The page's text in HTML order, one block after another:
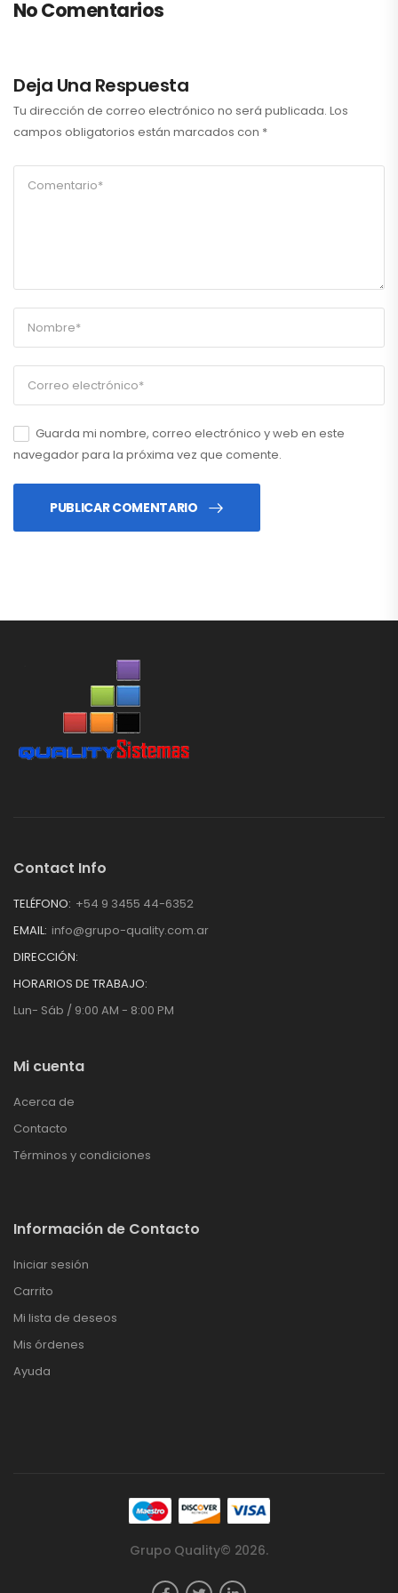
No Comentarios
Deja Una Respuesta
Tu dirección de correo electrónico no será publicada. Los
campos obligatorios están marcados con *
Guarda mi nombre, correo electrónico y web en este
navegador para la próxima vez que comente.
PUBLICAR COMENTARIO
Contact Info
TELÉFONO: +54 9 3455 44-6352
EMAIL: info@grupo-quality.com.ar
DIRECCIÓN:
HORARIOS DE TRABAJO:
Lun- Sáb / 9:00 AM - 8:00 PM
Mi cuenta
Acerca de
Contacto
Términos y condiciones
Información de Contacto
Iniciar sesión
Carrito
Mi lista de deseos
Mis órdenes
Ayuda
Grupo Quality© 2026.